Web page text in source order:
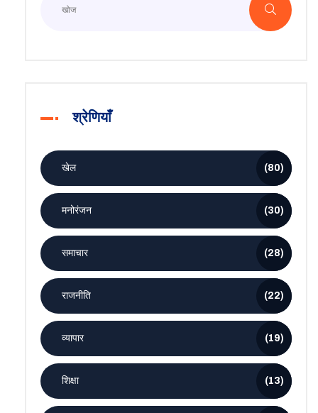
श्रेणियाँ
खेल (80)
मनोरंजन (30)
समाचार (28)
राजनीति (22)
व्यापार (19)
शिक्षा (13)